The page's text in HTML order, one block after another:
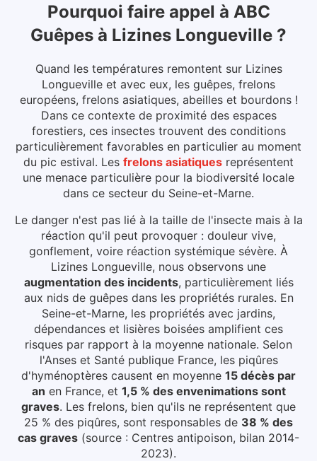
Pourquoi faire appel à ABC
Guêpes à Lizines Longueville ?
Quand les températures remontent sur Lizines
Longueville et avec eux, les guêpes, frelons
européens, frelons asiatiques, abeilles et bourdons !
Dans ce contexte de proximité des espaces
forestiers, ces insectes trouvent des conditions
particulièrement favorables en particulier au moment
du pic estival. Les frelons asiatiques représentent
une menace particulière pour la biodiversité locale
dans ce secteur du Seine-et-Marne.
Le danger n'est pas lié à la taille de l'insecte mais à la
réaction qu'il peut provoquer : douleur vive,
gonflement, voire réaction systémique sévère. À
Lizines Longueville, nous observons une
augmentation des incidents, particulièrement liés
aux nids de guêpes dans les propriétés rurales. En
Seine-et-Marne, les propriétés avec jardins,
dépendances et lisières boisées amplifient ces
risques par rapport à la moyenne nationale. Selon
l'Anses et Santé publique France, les piqûres
d'hyménoptères causent en moyenne 15 décès par
an en France, et 1,5 % des envenimations sont
graves. Les frelons, bien qu'ils ne représentent que
25 % des piqûres, sont responsables de 38 % des
cas graves (source : Centres antipoison, bilan 2014-
2023).